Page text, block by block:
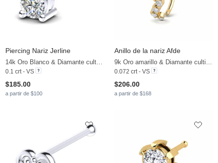
Piercing Nariz Jerline
14k Oro Blanco & Diamante cultivado en laboratorio
0.1 crt - VS
$185.00
a partir de $100
Anillo de la nariz Afde
9k Oro amarillo & Diamante cultivado en laboratorio
0.072 crt - VS
$206.00
a partir de $168